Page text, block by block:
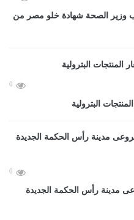
وزير الصحة شهادة خلو مصر من
0
0
مدينة رأس الحكمة الجديدة